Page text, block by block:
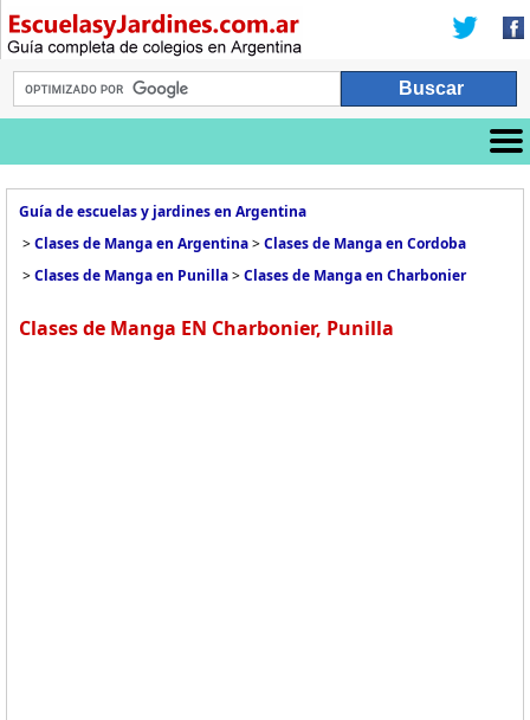
Guía de escuelas y jardines en Argentina
>Clases de Manga en Argentina>Clases de Manga en Cordoba
>Clases de Manga en Punilla>Clases de Manga en Charbonier
Clases de Manga EN Charbonier, Punilla